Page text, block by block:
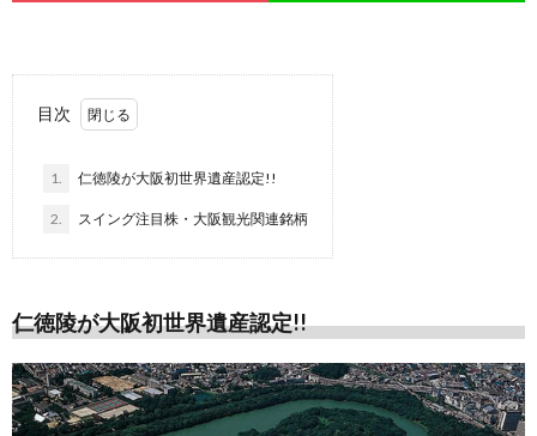
目次
1. 仁徳陵が大阪初世界遺産認定!!
2. スイング注目株・大阪観光関連銘柄
仁徳陵が大阪初世界遺産認定!!